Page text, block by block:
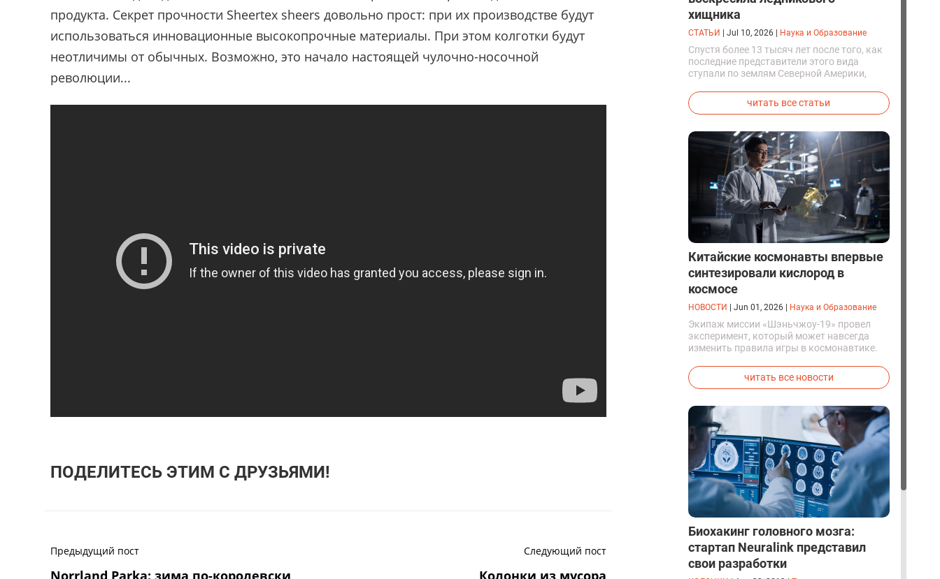
продукта. Секрет прочности Sheertex sheers довольно прост: при их производстве будут
использоваться инновационные высокопрочные материалы. При этом колготки будут
неотличимы от обычных. Возможно, это начало настоящей чулочно-носочной
революции...
ПОДЕЛИТЕСЬ ЭТИМ С ДРУЗЬЯМИ!
Предыдущий пост
Norrland Parka: зима по-королевски
Следующий пост
Колонки из мусора
хищника
СТАТЬИ Jul 10, 2026 Наука и Образование
Спустя более 13 тысяч лет после того, как
последние представители этого вида
ступали по землям Северной Америки,
вывели первых генетически
модифицированных щенков с фенотипом
читать все статьи
Китайские космонавты впервые
синтезировали кислород в
космосе
НОВОСТИ Jun 01, 2026 Наука и Образование
Экипаж миссии «Шэньчжоу-19» провел
эксперимент, который может навсегда
изменить правила игры в космонавтике.
успешно синтезировали кислород и
компоненты ракетного топлива с
прямо на орбите.
читать все новости
Биохакинг головного мозга:
стартап Neuralink представил
свои разработки